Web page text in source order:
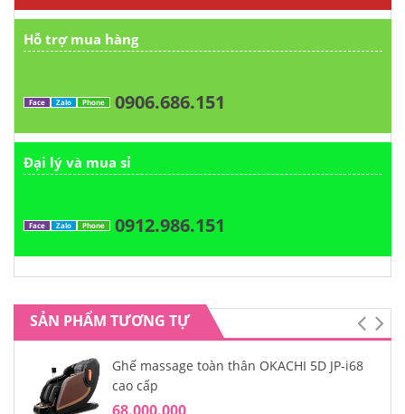
Hỗ trợ mua hàng
Face Zalo Phone 0906.686.151
Đại lý và mua sỉ
Face Zalo Phone 0912.986.151
SẢN PHẨM TƯƠNG TỰ
Ghế massage toàn thân OKACHI 5D JP-i68
cao cấp